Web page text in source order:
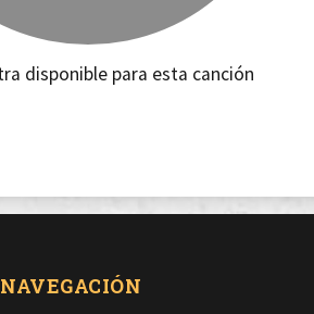
disponible para esta canción
NAVEGACIÓN